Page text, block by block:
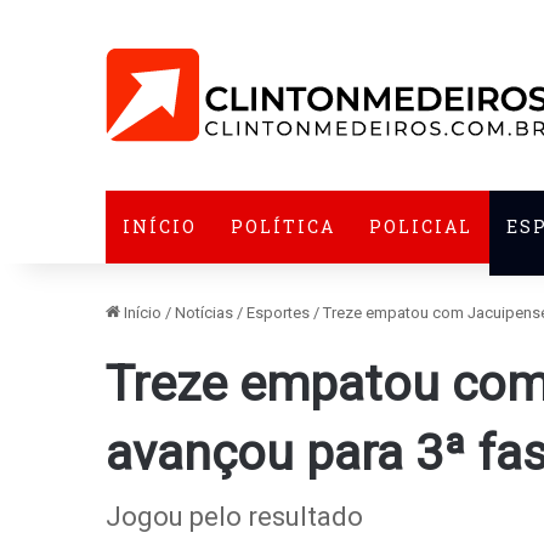
INÍCIO POLÍTICA POLICIAL
Início / Notícias / Esportes / Treze empatou com
Treze empatou
avançou para 3ª
Jogou pelo resultado